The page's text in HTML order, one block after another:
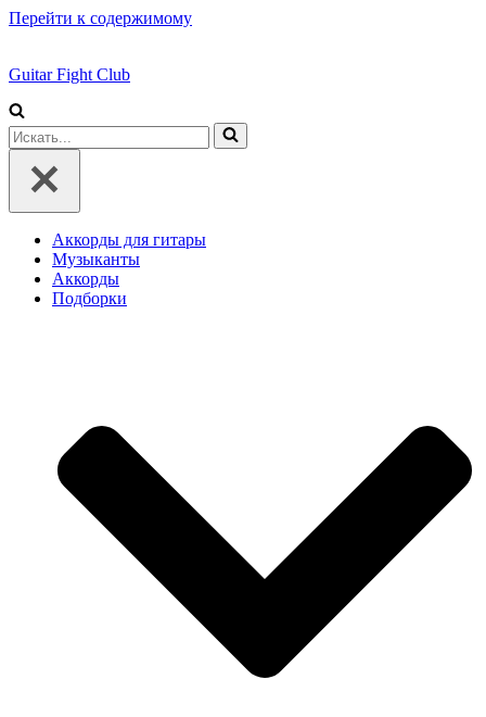
Перейти к содержимому
Guitar Fight Club
Искать...
Аккорды для гитары
Музыканты
Аккорды
Подборки